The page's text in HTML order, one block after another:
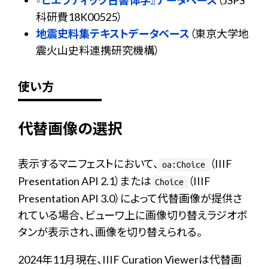
科研費18K00525）
地震史料集テキストデータベース （東京大学地
震火山史料連携研究機構）
使い方
代替画像の選択
表示するマニフェストにおいて、 oa:Choice
（IIIF
Presentation API 2.1）または Choice
（IIIF
Presentation API 3.0）によって代替画像が提供さ
れている場合、ビューワ上に画像切り替えラジオボ
タンが表示され、画像を切り替えられる。
2024年11月現在、IIIF Curation Viewerは代替画